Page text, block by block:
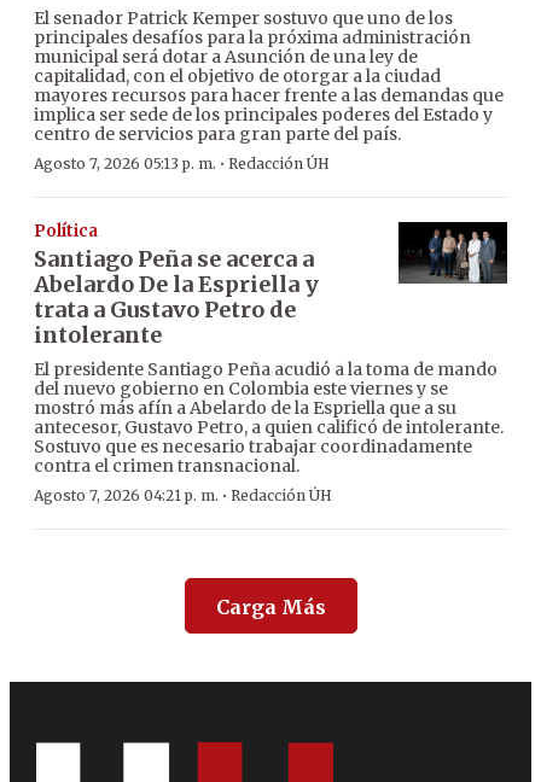
El senador Patrick Kemper sostuvo que uno de los
principales desafíos para la próxima administración
municipal será dotar a Asunción de una ley de
capitalidad, con el objetivo de otorgar a la ciudad
mayores recursos para hacer frente a las demandas que
implica ser sede de los principales poderes del Estado y
centro de servicios para gran parte del país.
Agosto 7, 2026 05:13 p. m. · Redacción ÚH
Política
Santiago Peña se acerca a
Abelardo De la Espriella y
trata a Gustavo Petro de
intolerante
El presidente Santiago Peña acudió a la toma de mando
del nuevo gobierno en Colombia este viernes y se
mostró más afín a Abelardo de la Espriella que a su
antecesor, Gustavo Petro, a quien calificó de intolerante.
Sostuvo que es necesario trabajar coordinadamente
contra el crimen transnacional.
Agosto 7, 2026 04:21 p. m. · Redacción ÚH
Carga Más